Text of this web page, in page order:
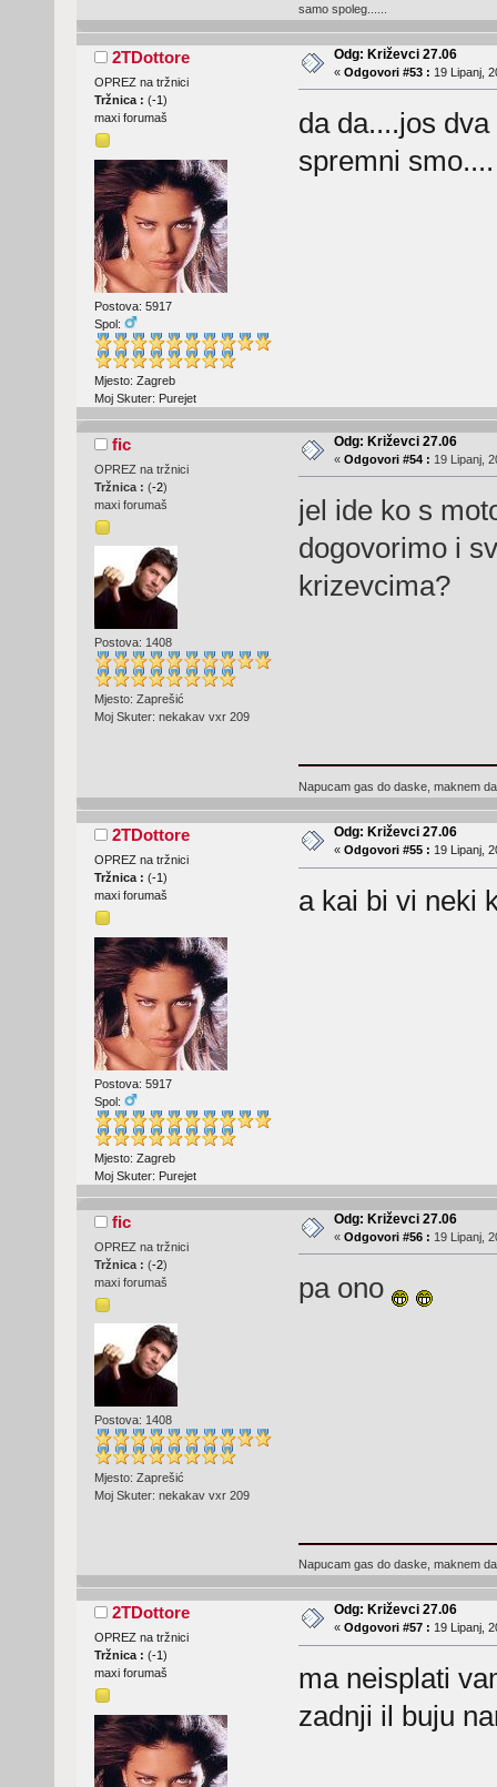
samo spoleg......
2TDottore
OPREZ na tržnici
Tržnica : (-1)
maxi forumaš
Postova: 5917
Spol:
Mjesto: Zagreb
Moj Skuter: Purejet
Odg: Križevci 27.06
« Odgovori #53 : 19 Lipanj,
da da....jos
spremni
fic
OPREZ na tržnici
Tržnica : (-2)
maxi forumaš
Postova: 1408
Mjesto: Zaprešić
Moj Skuter: nekakav vxr 209
Odg: Križevci 27.06
« Odgovori #54 : 19 Lipanj,
jel ide ko s
dogovorimo i
krizevcima?
Napucam gas do daske, maknem
2TDottore
OPREZ na tržnici
Tržnica : (-1)
maxi forumaš
Postova: 5917
Spol:
Mjesto: Zagreb
Moj Skuter: Purejet
Odg: Križevci 27.06
« Odgovori #55 : 19 Lipanj,
a kai bi vi neki
fic
OPREZ na tržnici
Tržnica : (-2)
maxi forumaš
Postova: 1408
Mjesto: Zaprešić
Moj Skuter: nekakav vxr 209
Odg: Križevci 27.06
« Odgovori #56 : 19 Lipanj,
pa ono
Napucam gas do daske, maknem
2TDottore
OPREZ na tržnici
Tržnica : (-1)
maxi forumaš
Odg: Križevci 27.06
« Odgovori #57 : 19 Lipanj,
ma neisplati
zadnji il buju